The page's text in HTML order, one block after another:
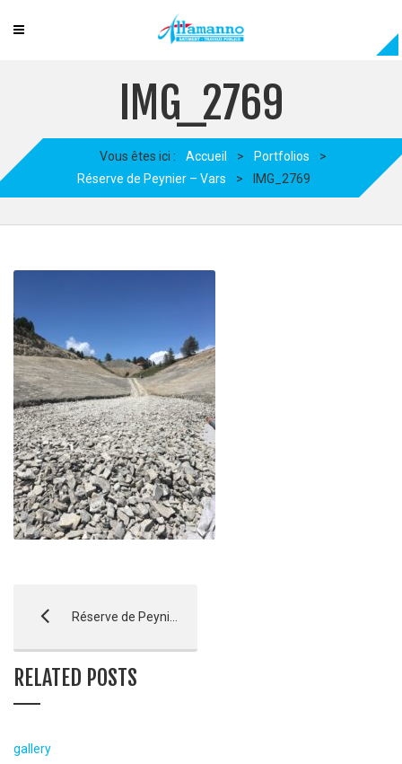
IMG_2769
Vous êtes ici : Accueil > Portfolios
>
Réserve de Peynier – Vars
> IMG_2769
Réserve de Peynier – Vars
RELATED POSTS
gallery